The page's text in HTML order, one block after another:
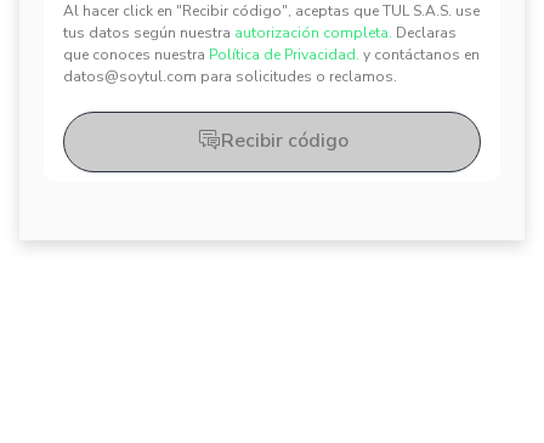
Al hacer click en "Recibir código", aceptas que TUL S.A.S. use
tus datos según nuestra autorización completa. Declaras
que conoces nuestra Política de Privacidad. y contáctanos en
datos@soytul.com para solicitudes o reclamos.
✕
✕
Recibir código